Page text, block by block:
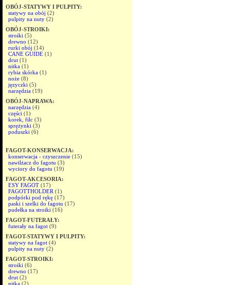
OBÓJ-STATYWY I PULPITY:
statywy na obój (2)
pulpity na nuty (2)
OBÓJ-STROIKI:
stroiki (5)
drewno (12)
rurki obój (14)
CANE GUIDE (1)
drut (1)
nitka (1)
rybia skórka (1)
noże (8)
języczki (5)
narzędzia (19)
OBÓJ-NAPRAWA:
narzędzia (4)
części (1)
korek, filc (3)
sprężynki (3)
poduszki (6)
FAGOT-KONSERWACJA:
konserwacja - czyszczenie (15)
nawilżacz do fagotu (3)
wyciory do fagotu (19)
FAGOT-AKCESORIA:
ESY FAGOT (17)
FAGOTTHOLDER (1)
podpórki pod rękę (17)
paski i szelki do fagotu (17)
pudełka na stroiki (16)
FAGOT-FUTERAŁY:
futerały na fagot (9)
FAGOT-STATYWY I PULPITY:
statywy na fagot (4)
pulpity na nuty (2)
FAGOT-STROIKI:
stroiki (6)
drewno (17)
drut (2)
nitka (2)